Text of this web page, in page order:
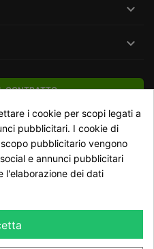


CONTRATTO
i cookie per scopi legati a
pubblicitari. I cookie di
pubblicitario vengono
e annunci pubblicitari
l'elaborazione dei dati